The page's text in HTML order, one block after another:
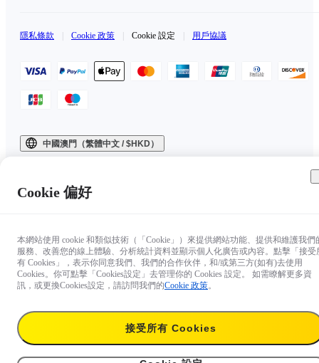
隱私條款 Cookie 政策 Cookie 設定 用戶協議
中國澳門（繁體中文 / $HKD）
Cookie 偏好
本網站使用 cookie 和類似技術（「Cookie」）來提供網站功能、提供和維護我們
服務、改善您的線上體驗、分析統計資料並顯示個人化廣告或內容。點擊「接受
有 Cookies」，表示你同意我們、我們的合作伙伴，和/或第三方(如有)去使用
Cookies。你可點擊「Cookies設定」去管理你的 Cookies 設定。 如需瞭解更多資
訊，或更換Cookies設定，請訪問我們的Cookie 政策。
接受所有 Cookies